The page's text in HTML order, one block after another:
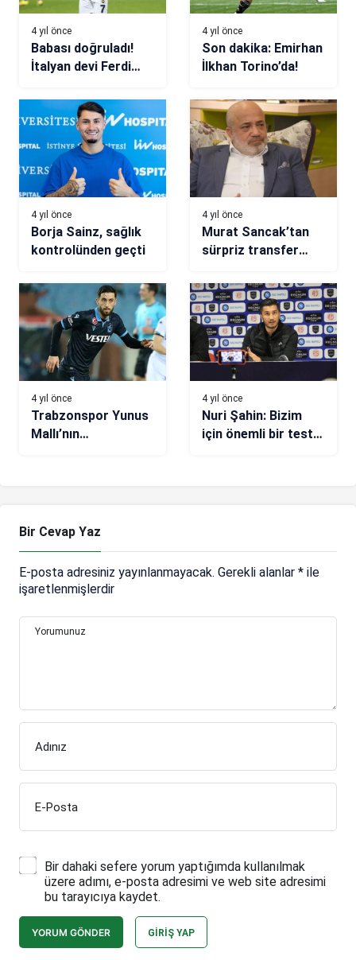
4 yıl önce
Babası doğruladı!
İtalyan devi Ferdi
4 yıl önce
Son dakika: Emirhan
İlkhan Torino’da!
4 yıl önce
Borja Sainz, sağlık
kontrolünden geçti
4 yıl önce
Murat Sancak’tan
sürpriz transfer
Koç’la telefonda
görüştük’
4 yıl önce
Trabzonspor Yunus
Mallı’nın
4 yıl önce
Nuri Şahin: Bizim
için önemli bir test
Bir Cevap Yaz
E-posta adresiniz yayınlanmayacak. Gerekli alanlar * ile
işaretlenmişlerdir
Yorumunuz
Adınız
E-Posta
Bir dahaki sefere yorum yaptığımda kullanılmak
üzere adımı, e-posta adresimi ve web site adresimi
bu tarayıcıya kaydet.
YORUM GÖNDER GIRIŞ YAP